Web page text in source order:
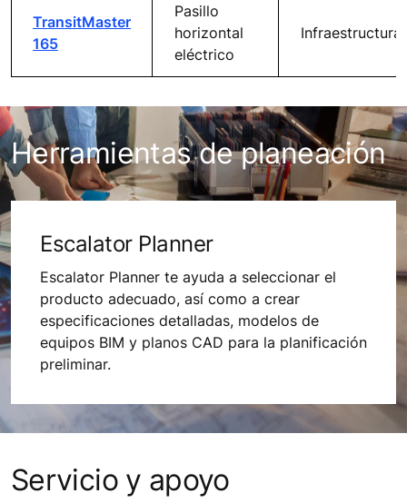
TransitMaster
165
Pasillo
horizontal
eléctrico
Infraestructura
Herramientas de planeación
Escalator Planner
Escalator Planner te ayuda a seleccionar el
producto adecuado, así como a crear
especificaciones detalladas, modelos de
equipos BIM y planos CAD para la planificación
preliminar.
Servicio y apoyo